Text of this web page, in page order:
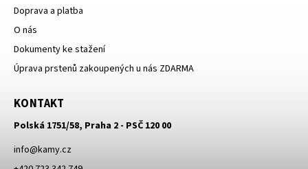
Doprava a platba
O nás
Dokumenty ke stažení
Úprava prstenů zakoupených u nás ZDARMA
KONTAKT
Polská 1751/58, Praha 2 - PSČ 120 00
info@kamy.cz